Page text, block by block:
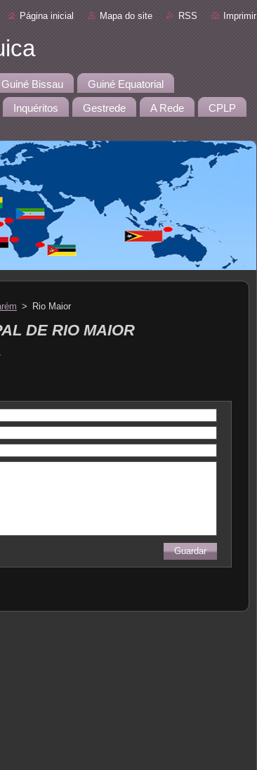
Página inicial Mapa do site RSS Imprimir
Guiné Bissau Guiné Equatorial
Inquéritos Gestrede A Rede CPLP
> Rio Maior
DE RIO MAIOR